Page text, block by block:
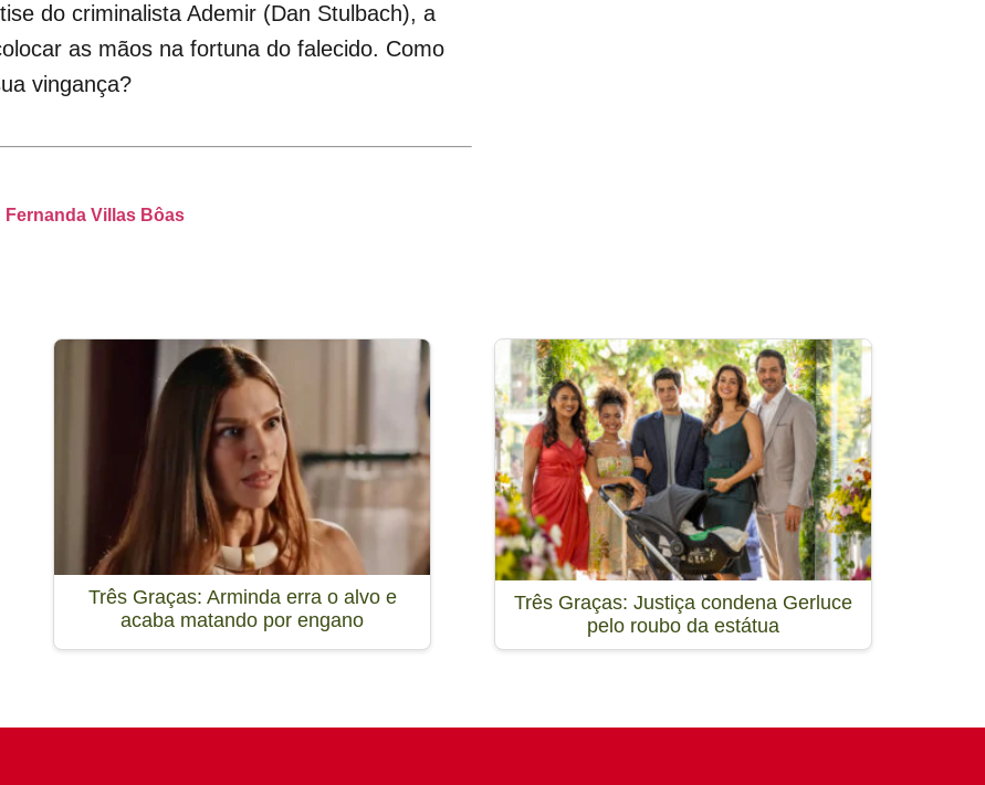
do criminalista Ademir (Dan Stulbach), a
as mãos na fortuna do falecido. Como
vingança?
Fernanda Villas Bôas
Três Graças: Arminda erra o alvo e
acaba matando por engano
Três Graças: Justiça condena Gerluce
pelo roubo da estátua